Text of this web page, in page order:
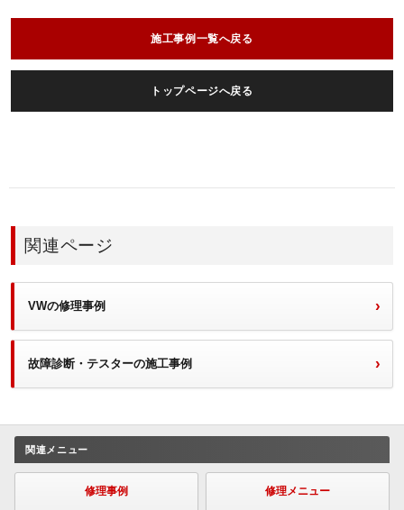
施工事例一覧へ戻る
トップページへ戻る
関連ページ
VWの修理事例
故障診断・テスターの施工事例
関連メニュー
修理事例 修理メニュー